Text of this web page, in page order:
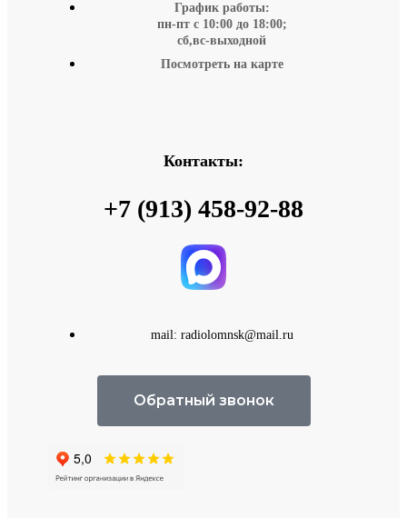
График работы:
пн-пт с 10:00 до 18:00;
сб,вс-выходной
Посмотреть на карте
Контакты:
+7 (913) 458-92-88
mail: radiolomnsk@mail.ru
Обратный звонок